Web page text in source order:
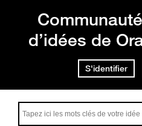
d’idées de
S'identifier